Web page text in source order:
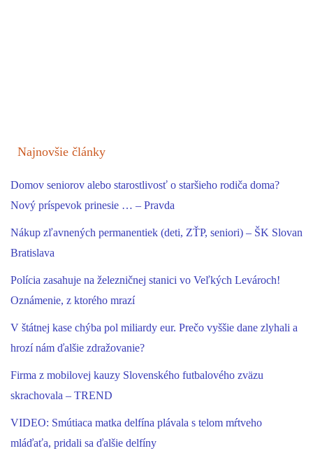
Najnovšie články
Domov seniorov alebo starostlivosť o staršieho rodiča doma?
Nový príspevok prinesie … – Pravda
Nákup zľavnených permanentiek (deti, ZŤP, seniori) – ŠK Slovan
Bratislava
Polícia zasahuje na železničnej stanici vo Veľkých Levároch!
Oznámenie, z ktorého mrazí
V štátnej kase chýba pol miliardy eur. Prečo vyššie dane zlyhali a
hrozí nám ďalšie zdražovanie?
Firma z mobilovej kauzy Slovenského futbalového zväzu
skrachovala – TREND
VIDEO: Smútiaca matka delfína plávala s telom mŕtveho
mláďaťa, pridali sa ďalšie delfíny